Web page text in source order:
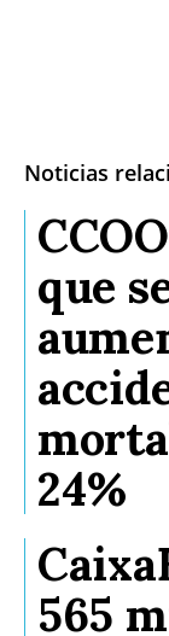
Noticias
que
24%
565